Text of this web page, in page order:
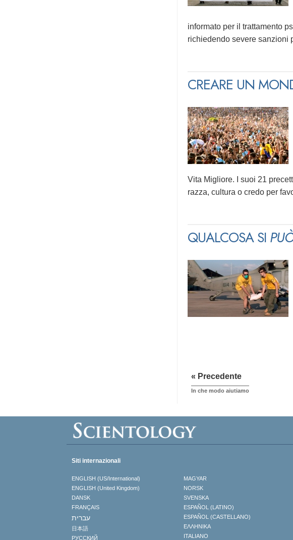
informato per il trattamento
richiedendo severe sanzioni
CREARE UN
Vita Migliore. I suoi 21
razza, cultura o credo per
QUALCOSA SI
« Precedente
In che modo aiutiamo
Siti internazionali
ENGLISH (US/International)
ENGLISH (United Kingdom)
DANSK
FRANÇAIS
עברית
日本語
РУССКИЙ
MAGYAR
NORSK
SVENSKA
ESPAÑOL (LATINO)
ESPAÑOL (CASTELLANO)
ΕΛΛΗΝΙΚA
ITALIANO